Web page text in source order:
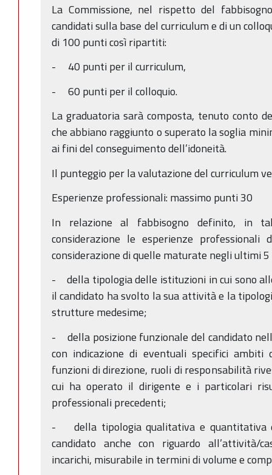
La Commissione, nel rispetto del
candidati sulla base del curriculum e di un
di 100 punti così ripartiti:
- 40 punti per il curriculum,
- 60 punti per il colloquio.
La graduatoria sarà composta, tenuto conto
che abbiano raggiunto o superato la soglia
ai fini del conseguimento dell’idoneità.
Il punteggio per la valutazione del curriculum
Esperienze professionali: massimo punti 30
In relazione al fabbisogno definito, in
considerazione le esperienze
considerazione di quelle maturate negli ultimi
- della tipologia delle istituzioni in cui sono
il candidato ha svolto la sua attività e la
strutture medesime;
- della posizione funzionale del candidato
con indicazione di eventuali specifici ambiti
funzioni di direzione, ruoli di responsabilità
cui ha operato il dirigente e i particolari
professionali precedenti;
- della tipologia qualitativa e quantitativa
candidato anche con riguardo all’attività/
incarichi, misurabile in termini di volume e